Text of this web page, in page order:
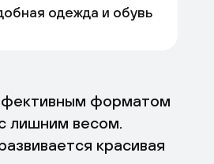
одежда и обувь
форматом
лишним весом.
красивая